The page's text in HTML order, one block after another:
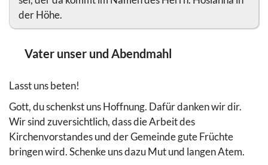
der Höhe.
Vater unser und Abendmahl
Lasst uns beten!
Gott, du schenkst uns Hoffnung. Dafür danken wir dir.
Wir sind zuversichtlich, dass die Arbeit des
Kirchenvorstandes und der Gemeinde gute Früchte
bringen wird. Schenke uns dazu Mut und langen Atem.